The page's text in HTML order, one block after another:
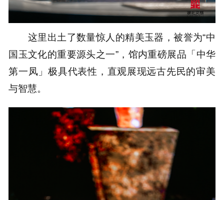
这里出土了数量惊人的精美玉器，被誉为“中
国玉文化的重要源头之一”， 馆内重磅展品「中华
第一凤」极具代表性，直观展现远古先民的审美
与智慧。